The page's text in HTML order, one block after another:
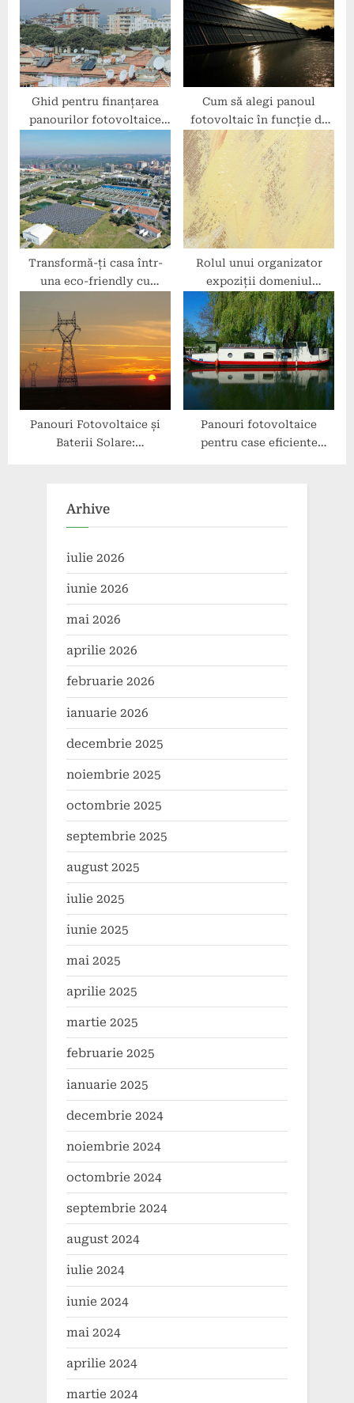
s
t
:
t
:
Ghid pentru finanțarea
panourilor fotovoltaice
într-un bloc de locuințe
Cum să alegi panoul
fotovoltaic în funcție de
tipul de locuință
Transformă-ți casa într-
una eco-friendly cu
Rolul unui organizator
expoziții domeniul
energetic în crearea de
conexiuni
Panouri Fotovoltaice și
Baterii Solare:
Panouri fotovoltaice
pentru case eficiente
Arhive
iulie 2026
iunie 2026
mai 2026
aprilie 2026
februarie 2026
ianuarie 2026
decembrie 2025
noiembrie 2025
octombrie 2025
septembrie 2025
august 2025
iulie 2025
iunie 2025
mai 2025
aprilie 2025
martie 2025
februarie 2025
ianuarie 2025
decembrie 2024
noiembrie 2024
octombrie 2024
septembrie 2024
august 2024
iulie 2024
iunie 2024
mai 2024
aprilie 2024
martie 2024